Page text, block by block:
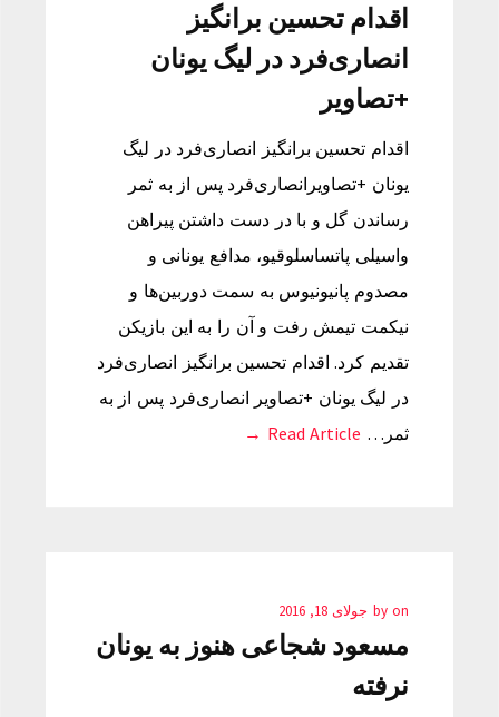
اقدام تحسین برانگیز
انصاری‌فرد در لیگ یونان
+تصاویر
اقدام تحسین برانگیز انصاری‌فرد در لیگ
یونان +تصاویرانصاری‌فرد پس از به ثمر
رساندن گل و با در دست داشتن پیراهن
واسیلی پاتساسلوقیو، مدافع یونانی و
مصدوم پانیونیوس به سمت دوربین‌ها و
نیکمت تیمش رفت و آن را به این بازیکن
تقدیم کرد. اقدام تحسین برانگیز انصاری‌فرد
در لیگ یونان +تصاویر انصاری‌فرد پس از به
ثمر… Read Article →
by on جولای 18, 2016
مسعود شجاعی هنوز به یونان
نرفته